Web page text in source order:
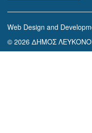
Web Design and
© 2026 ΔΗΜΟΣ